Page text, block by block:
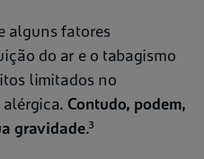
alguns fatores
do ar e o tabagismo
limitados no
Contudo, podem,
gravidade.³